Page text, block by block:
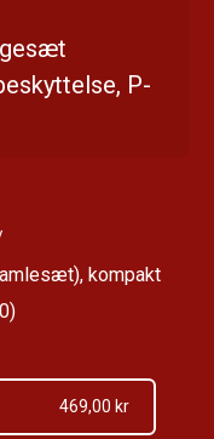
P-
kompakt
469,00 kr